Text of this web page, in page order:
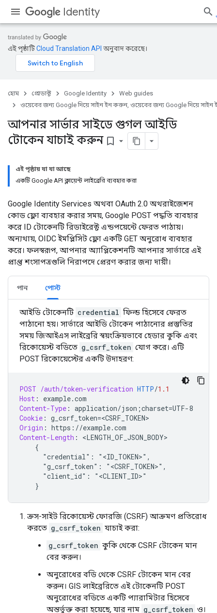
Identity
এই পৃষ্ঠাটিCloud Translation API অনুবাদ করেছে।
হোম প্রোডাক্ট Google Identity
Web guides
ওয়েবের জন্য Google দিয়ে সাইন ইন করুন, ওয়েবের জন্য Google দিয়ে
আপনার সার্ভার সাইডে গুগল আইডি
টোকেন যাচাই করুন bookmark_border
এই পৃষ্ঠায় যা যা আছে
একটি Google API ক্লায়েন্ট লাইব্রেরি ব্যবহার করা
Google Identity Services অথবা OAuth 2.0 অথরাইজেশন
কোড ফ্লো ব্যবহার করার সময়, Google POST পদ্ধতি ব্যবহার
করে ID টোকেনটি রিডাইরেক্ট এন্ডপয়েন্টে ফেরত পাঠায়।
অন্যথায়, OIDC ইমপ্লিসিট ফ্লো একটি GET অনুরোধ ব্যবহার
করে। ফলস্বরূপ, আপনার অ্যাপ্লিকেশনটি আপনার সার্ভারে এই
প্রাপ্ত শংসাপত্রগুলি নিরাপদে প্রেরণ করার জন্য দায়ী।
পান পোস্ট
আইডি টোকেনটি credential ফিল্ড হিসেবে ফেরত
পাঠানো হয়। সার্ভারে আইডি টোকেন পাঠানোর প্রস্তুতির
সময় জিআইএস লাইব্রেরি স্বয়ংক্রিয়ভাবে হেডার কুকি এবং
রিকোয়েস্ট বডিতে g_csrf_token যোগ করে। এটি
POST রিকোয়েস্টের একটি উদাহরণ:
POST /auth/token-verification HTTP/1.1
Host :
example.com
Content-Type : application/json;charset=UTF-8
Cookie : g_csrf_token=<CSRF_TOKEN>
Origin : https://example.com
Content-Length : <LENGTH_OF_JSON_BODY>
{
"credential": "<ID_TOKEN>",
"g_csrf_token": "<CSRF_TOKEN>",
"client_id": "<CLIENT_ID>"
}
ক্রস-সাইট রিকোয়েস্ট ফোরজি (CSRF) আক্রমণ প্রতিরোধ
করতে g_csrf_token যাচাই করা:
g_csrf_token কুকি থেকে CSRF টোকেন মান
বের করুন।
অনুরোধের বডি থেকে CSRF টোকেন মান বের
করুন। GIS লাইব্রেরিতে এই টোকেনটি POST
অনুরোধের বডিতে একটি প্যারামিটার হিসেবে
অন্তর্ভুক্ত করা হয়েছে, যার নাম g_csrf_token ও।